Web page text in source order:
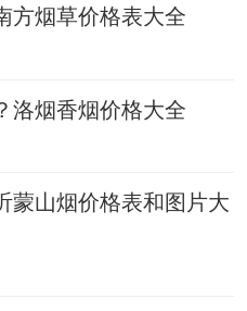
方烟草价格表大全
洛烟香烟价格大全
蒙山烟价格表和图片大